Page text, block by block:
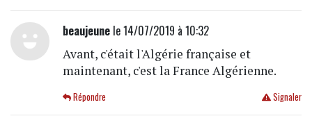
beaujeunele 14/07/2019 à 10:32
Avant, c'était l'Algérie française et
maintenant, c'est la France Algérienne.
Signaler
Répondre